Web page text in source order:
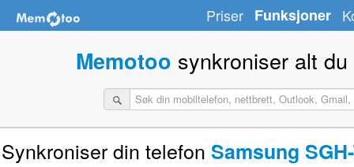
Priser Funksjoner
Memotoo synkroniser alt
Synkroniser din telefon Samsung